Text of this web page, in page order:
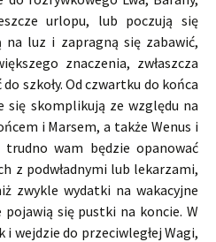
urlopu, lub poczują się
na luz i zapragną się zabawić,
znaczenia, zwłaszcza
szkoły. Od czwartku do końca
się skomplikują ze względu na
i Marsem, a także Wenus i
wam będzie opanować
z podwładnymi lub lekarzami,
zwykle wydatki na wakacyjne
się pustki na koncie. W
wejdzie do przeciwległej Wagi,